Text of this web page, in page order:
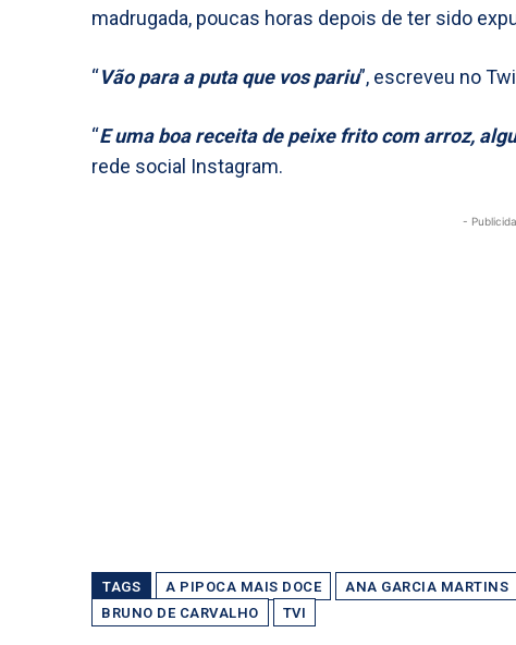
madrugada, poucas horas depois de ter sido
“Vão para a puta que vos pariu”, escreveu no
“E uma boa receita de peixe frito com arroz,
rede social Instagram.
-
TAGS A PIPOCA MAIS DOCE ANA GARCIA MARTINS
BRUNO DE CARVALHO
TVI